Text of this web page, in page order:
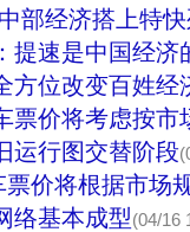
部经济搭上特
提速是中国经济
方位改变百姓经
票价将考虑按市
运行图交替阶段
价将根据市场
络基本成型(04/16